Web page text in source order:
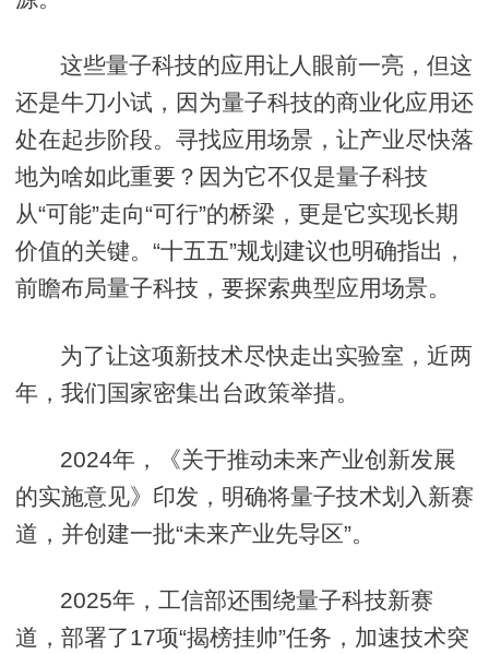
这些量子科技的应用让人眼前一亮，但这
还是牛刀小试，因为量子科技的商业化应用还
处在起步阶段。寻找应用场景，让产业尽快落
地为啥如此重要？因为它不仅是量子科技
从“可能”走向“可行”的桥梁，更是它实现长期
价值的关键。“十五五”规划建议也明确指出，
前瞻布局量子科技，要探索典型应用场景。
为了让这项新技术尽快走出实验室，近两
年，我们国家密集出台政策举措。
2024年，《关于推动未来产业创新发展
的实施意见》印发，明确将量子技术划入新赛
道，并创建一批“未来产业先导区”。
2025年，工信部还围绕量子科技新赛
道，部署了17项“揭榜挂帅”任务，加速技术突